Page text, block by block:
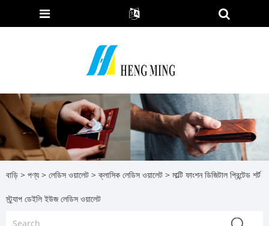
বাড়ি > পণ্য > লেডিস ওয়ালেট >ক্লাসিক লেডিস ওয়ালেট > মাল্টি ফাংশন ডিজিটাল প্রিন্টেড শর্ট
স্ট্র্যাপ ডেইলি ইউজ লেডিস ওয়ালেট